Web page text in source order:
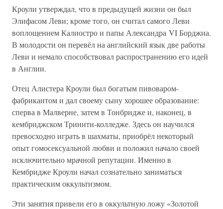
Кроули утверждал, что в предыдущей жизни он был
Элифасом Леви; кроме того, он считал самого Леви
воплощением Калиостро и папы Александра VI Борджиа.
В молодости он перевёл на английский язык две работы
Леви и немало способствовал распространению его идей
в Англии.
Отец Алистера Кроули был богатым пивоваром-
фабрикантом и дал своему сыну хорошее образование:
сперва в Малверне, затем в Тонбридже и, наконец, в
кембриджском Тринити-колледже. Здесь он научился
превосходно играть в шахматы, приобрёл некоторый
опыт гомосексуальной любви и положил начало своей
исключительно мрачной репутации. Именно в
Кембридже Кроули начал сознательно заниматься
практическим оккультизмом.
Эти занятия привели его в оккультную ложу «Золотой